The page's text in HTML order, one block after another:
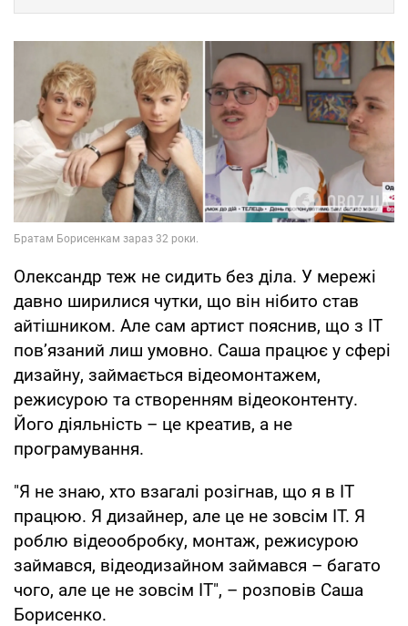
Олександр теж не сидить без діла. У мережі
давно ширилися чутки, що він нібито став
айтішником. Але сам артист пояснив, що з ІТ
пов’язаний лиш умовно. Саша працює у сфері
дизайну, займається відеомонтажем,
режисурою та створенням відеоконтенту.
Його діяльність – це креатив, а не
програмування.
"Я не знаю, хто взагалі розігнав, що я в IT
працюю. Я дизайнер, але це не зовсім IT. Я
роблю відеообробку, монтаж, режисурою
займався, відеодизайном займався – багато
чого, але це не зовсім IT", – розповів Саша
Борисенко.